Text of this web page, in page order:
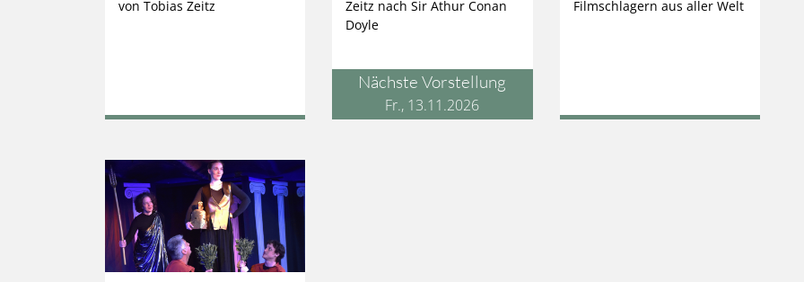
von Tobias Zeitz
Zeitz nach Sir Athur Conan
Doyle
Nächste Vorstellung
Fr., 13.11.2026
Filmschlagern aus aller Welt